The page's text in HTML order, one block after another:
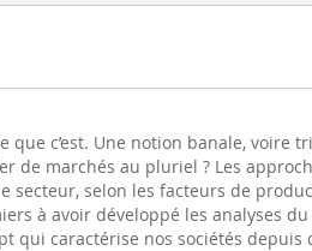
c’est. Une notion banale, voire
de marchés au pluriel ? Les
secteur, selon les facteurs de
à avoir développé les analyses
qui caractérise nos sociétés depuis